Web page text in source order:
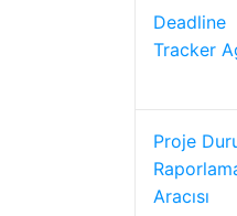
Deadline
Tracker
Proje
Aracısı